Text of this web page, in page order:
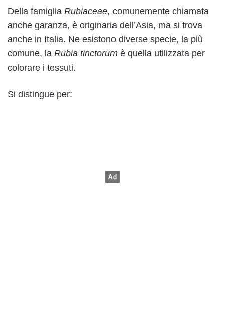
Della famiglia Rubiaceae, comunemente chiamata
anche garanza, è originaria dell’Asia, ma si trova
anche in Italia. Ne esistono diverse specie, la più
comune, la Rubia tinctorum è quella utilizzata per
colorare i tessuti.
Si distingue per: